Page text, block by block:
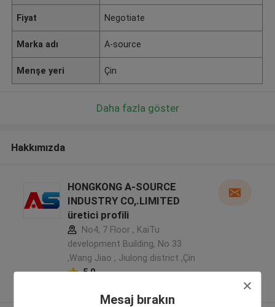
Mesaj bırakın
Fiyat Negotiate
Marka adı A-source
Menşe yeri Çin
Daha fazla göster
Hakkımızda
HONGKONG A-SOURCE
INDUSTRY CO,.LIMITED
üretici profili
No4, 7 Floor , KaiTu
development Building, No 33
,Wang Jiao , Jiulong district ,Çin
5.0